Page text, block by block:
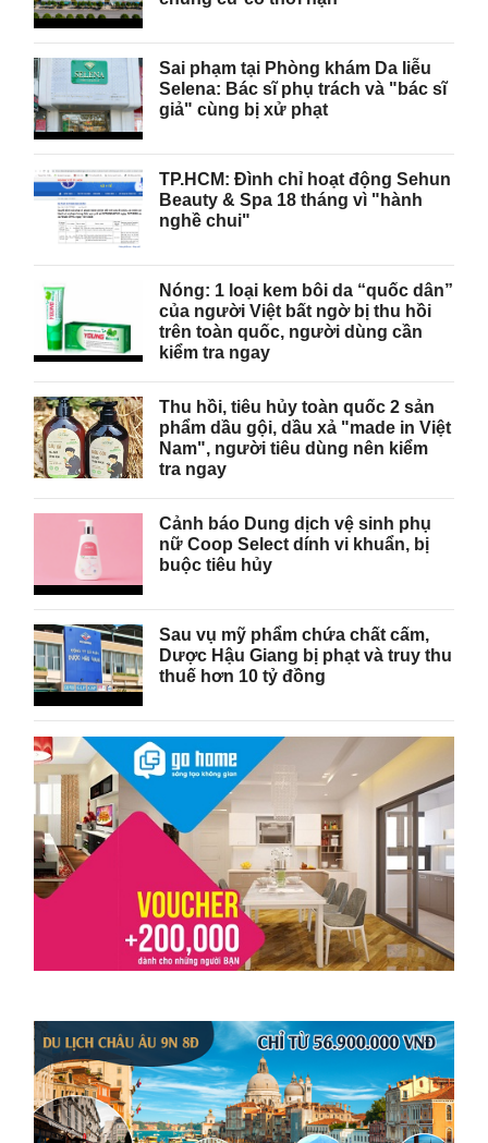
Sai phạm tại Phòng khám Da liễu
Selena: Bác sĩ phụ trách và "bác sĩ
giả" cùng bị xử phạt
TP.HCM: Đình chỉ hoạt động Sehun
Beauty & Spa 18 tháng vì "hành
nghề chui"
Nóng: 1 loại kem bôi da “quốc dân”
của người Việt bất ngờ bị thu hồi
trên toàn quốc, người dùng cần
kiểm tra ngay
Thu hồi, tiêu hủy toàn quốc 2 sản
phẩm dầu gội, dầu xả "made in Việt
Nam", người tiêu dùng nên kiểm
tra ngay
Cảnh báo Dung dịch vệ sinh phụ
nữ Coop Select dính vi khuẩn, bị
buộc tiêu hủy
Sau vụ mỹ phẩm chứa chất cấm,
Dược Hậu Giang bị phạt và truy thu
thuế hơn 10 tỷ đồng